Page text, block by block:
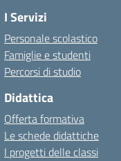
I Servizi
Personale scolastico
Famiglie e studenti
Percorsi di studio
Didattica
Offerta formativa
Le schede didattiche
I progetti delle classi